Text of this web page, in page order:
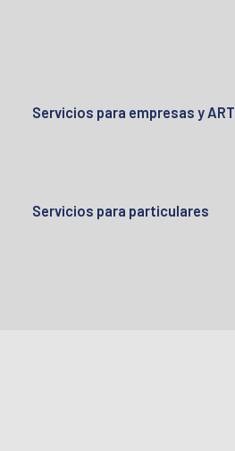
Servicios para empresas y ART
Servicios para particulares